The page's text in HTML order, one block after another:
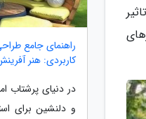
راهنمای جامع
کاربردی: هنر
در دنیای پرشتاب
و دلنشین برای